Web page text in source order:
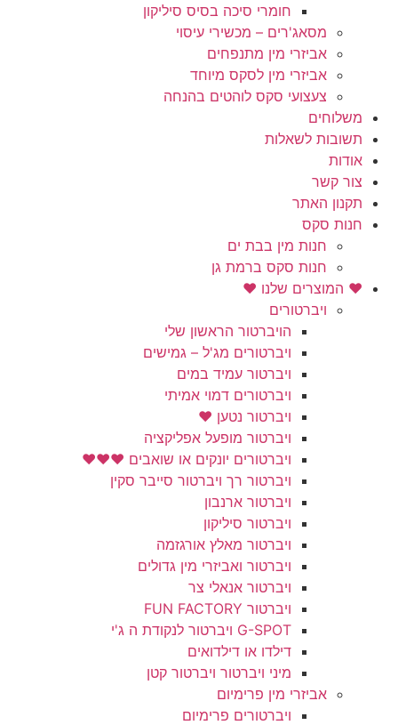
חומרי סיכה בסיס סיליקון
מסאג'רים – מכשירי עיסוי
אביזרי מין מתנפחים
אביזרי מין לסקס מיוחד
צעצועי סקס לוהטים בהנחה
משלוחים
תשובות לשאלות
אודות
צור קשר
תקנון האתר
חנות סקס
חנות מין בבת ים
חנות סקס ברמת גן
❤️ המוצרים שלנו ❤️
ויברטורים
הויברטור הראשון שלי
ויברטורים מג'ל – גמישים
ויברטור עמיד במים
ויברטורים דמוי אמיתי
ויברטור נטען ❤️
ויברטור מופעל אפליקציה
ויברטורים יונקים או שואבים ❤️❤️❤️
ויברטור רך ויברטור סייבר סקין
ויברטור ארנבון
ויברטור סיליקון
ויברטור מאלץ אורגזמה
ויברטור ואביזרי מין גדולים
ויברטור אנאלי צר
ויברטור FUN FACTORY
G-SPOT ויברטור לנקודת ה ג'י
דילדו או דילדואים
מיני ויברטור ויברטור קטן
אביזרי מין פרימיום
ויברטורים פרימיום